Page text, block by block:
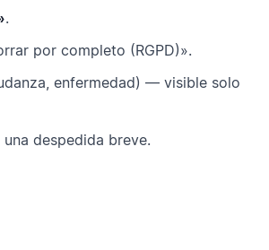
.
por completo (RGPD)».
enfermedad) — visible solo
despedida breve.